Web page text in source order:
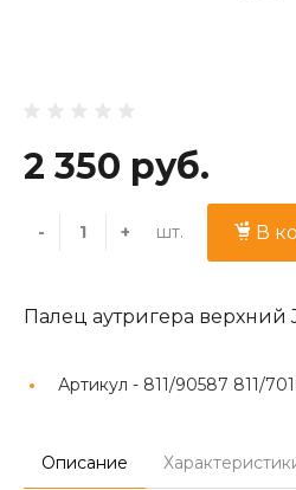
2 350 руб.
- + шт. В
Палец аутригера верхний
Артикул - 811/90587 811/
Описание